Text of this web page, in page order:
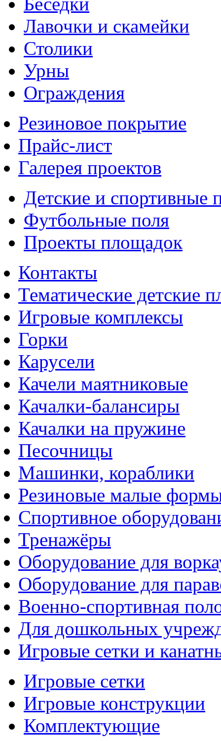
Лавочки и скамейки
Столики
Урны
Ограждения
Резиновое покрытие
Прайс-лист
Галерея проектов
Детские и спортивные
Футбольные поля
Проекты площадок
Контакты
Тематические детские
Игровые комплексы
Горки
Карусели
Качели маятниковые
Качалки-балансиры
Качалки на пружине
Песочницы
Машинки, кораблики
Резиновые малые
Спортивное
Тренажёры
Оборудование для
Оборудование для
Военно-спортивная
Для дошкольных
Игровые сетки и
Игровые сетки
Игровые конструкции
Комплектующие